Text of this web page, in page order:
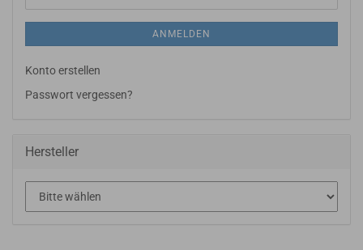
ANMELDEN
Konto erstellen
Passwort vergessen?
Hersteller